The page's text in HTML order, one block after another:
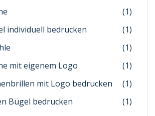
(1)
individuell bedrucken
(1)
(1)
mit eigenem Logo
(1)
mit Logo bedrucken
(1)
Bügel bedrucken
(1)